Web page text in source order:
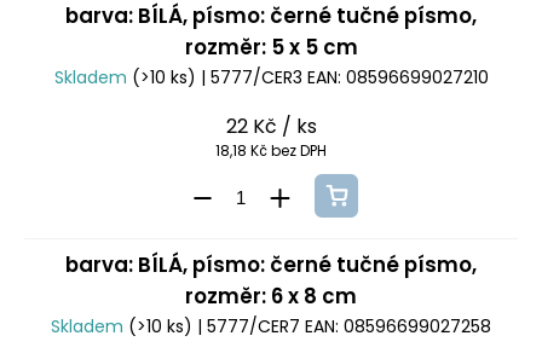
barva: BÍLÁ, písmo: černé tučné písmo,
rozměr: 5 x 5 cm
Skladem (>10 ks) | 5777/CER3 EAN: 08596699027210
22 Kč / ks
18,18 Kč bez DPH
barva: BÍLÁ, písmo: černé tučné písmo,
rozměr: 6 x 8 cm
Skladem (>10 ks) | 5777/CER7 EAN: 08596699027258